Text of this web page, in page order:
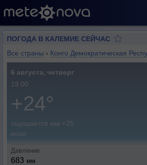
ПОГОДА В КАЛЕМИЕ СЕЙЧАС
Все страны › Конго Демократическая
6 августа, четверг
19:00
+24°
ощущается как +25
ясно
Давление
683 мм